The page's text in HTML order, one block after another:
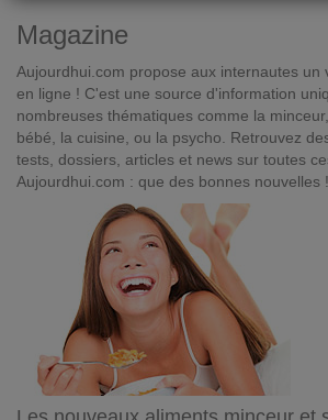
Magazine
Aujourdhui.com propose aux internautes un
en ligne ! C'est une source d'information
nombreuses thématiques comme la
bébé, la cuisine, ou la psycho. Retrouvez
tests, dossiers, articles et news sur toutes
Aujourdhui.com : que des bonnes nouvelles !